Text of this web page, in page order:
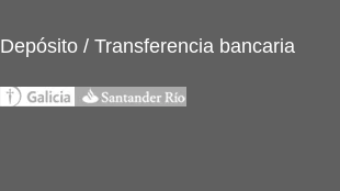
Depósito / Transferencia bancaria